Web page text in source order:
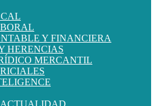
Y FINANCIERA
HERENCIAS
MERCANTIL